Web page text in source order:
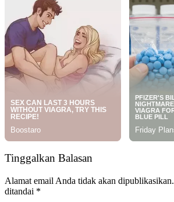
Tinggalkan Balasan
Alamat email Anda tidak akan dipublikasikan.
ditandai *